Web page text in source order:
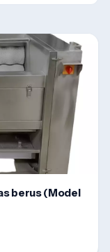
berus (Model